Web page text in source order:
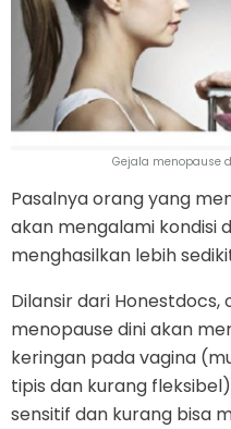
Gejala menopause
Pasalnya orang yang
akan mengalami kondisi
menghasilkan lebih
Dilansir dari
menopause dini akan
keringan pada vagina
tipis dan kurang
sensitif dan kurang bisa